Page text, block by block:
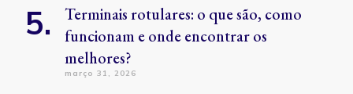
Terminais rotulares: o que são, como
funcionam e onde encontrar os
melhores?
março 31, 2026